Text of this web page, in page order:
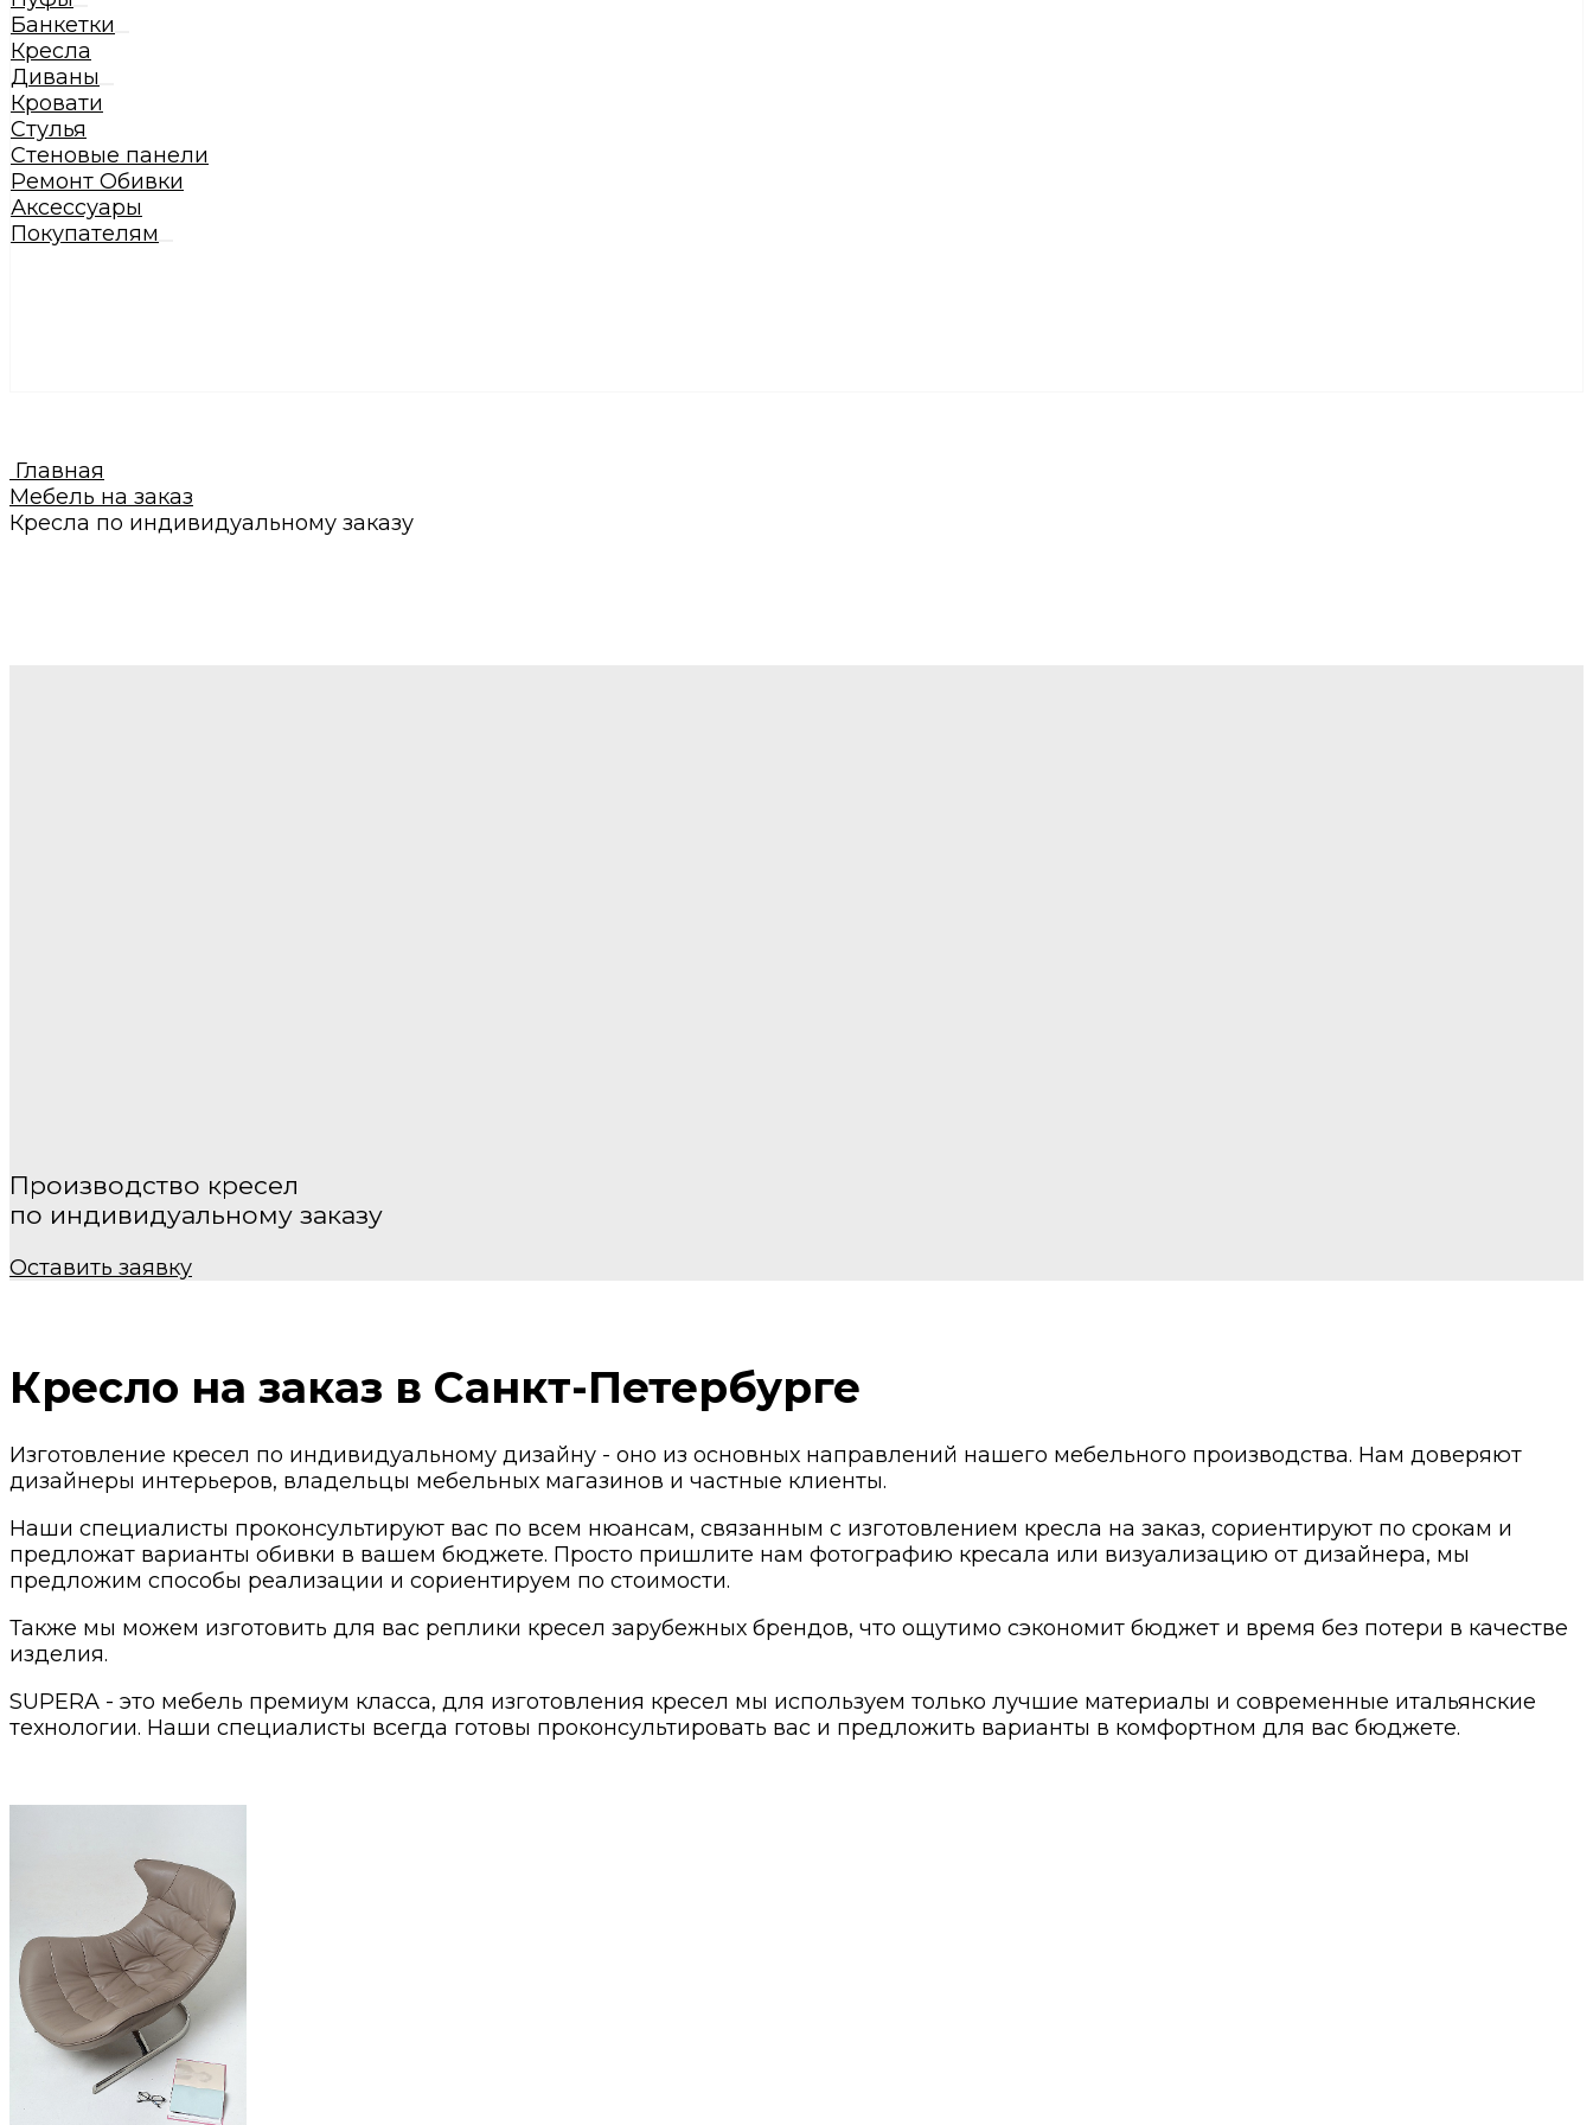
Банкетки
Кресла
Диваны
Кровати
Стулья
Стеновые панели
Ремонт Обивки
Аксессуары
Покупателям
Главная
Мебель на заказ
Кресла по индивидуальному заказу
Производство кресел
по индивидуальному заказу
Оставить заявку
Кресло на заказ в Санкт-Петербурге
Изготовление кресел по индивидуальному дизайну - оно из основных направлений нашего мебельного производства. Нам доверяют
дизайнеры интерьеров, владельцы мебельных магазинов и частные клиенты.
Наши специалисты проконсультируют вас по всем нюансам, связанным с изготовлением кресла на заказ, сориентируют по срокам и
предложат варианты обивки в вашем бюджете. Просто пришлите нам фотографию кресала или визуализацию от дизайнера, мы
предложим способы реализации и сориентируем по стоимости.
Также мы можем изготовить для вас реплики кресел зарубежных брендов, что ощутимо сэкономит бюджет и время без потери в качестве
изделия.
SUPERA - это мебель премиум класса, для изготовления кресел мы используем только лучшие материалы и современные итальянские
технологии. Наши специалисты всегда готовы проконсультировать вас и предложить варианты в комфортном для вас бюджете.